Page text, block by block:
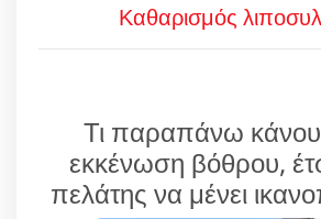
Καθαρισμός
Τι παραπάνω
εκκένωση βόθρου,
πελάτης να μένει